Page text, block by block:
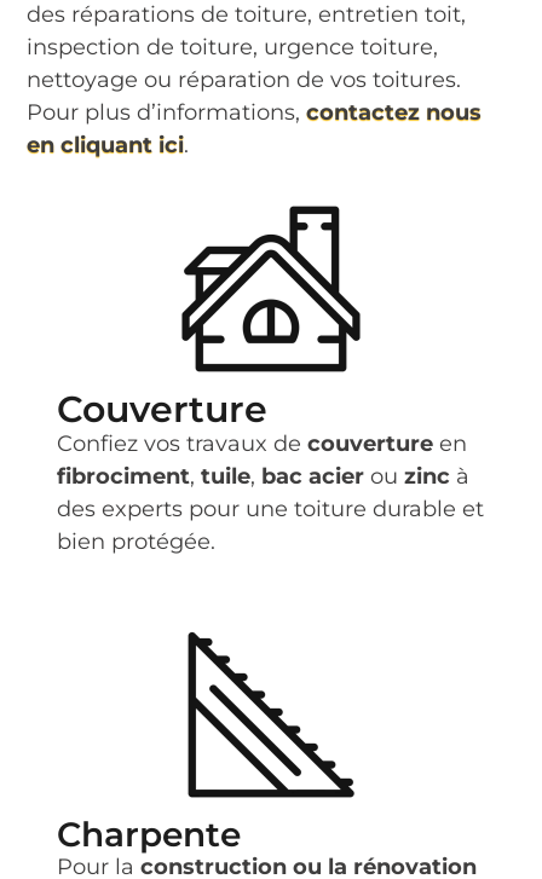
des réparations de toiture, entretien toit,
inspection de toiture, urgence toiture,
nettoyage ou réparation de vos toitures.
Pour plus d’informations,contactez nous
en cliquant ici.
Couverture
Confiez vos travaux decouverture en
fibrociment,tuile, bac acier ouzinc à
des experts pour une toiture durable et
bien protégée.
Charpente
Pour laconstruction ou la rénovation